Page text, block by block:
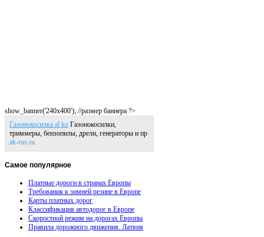
show_banner('240x400'); //размер баннера ?>
Газонокосилка al ko Газонокосилки,
триммеры, бензопилы, дрели, генераторы и пр
ak-rus.ru
Самое популярное
Платные дороги в странах Европы
Требования к зимней резине в Европе
Карты платных дорог
Классификация автодорог в Европе
Скоростной режим на дорогах Европы
Правила дорожного движения. Латвия